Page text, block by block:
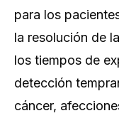
para los
la resolución de
los tiempos de
detección
cáncer,